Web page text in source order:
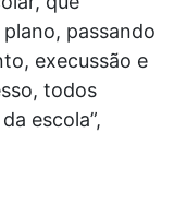
passando
execussão e
todos
escola”,